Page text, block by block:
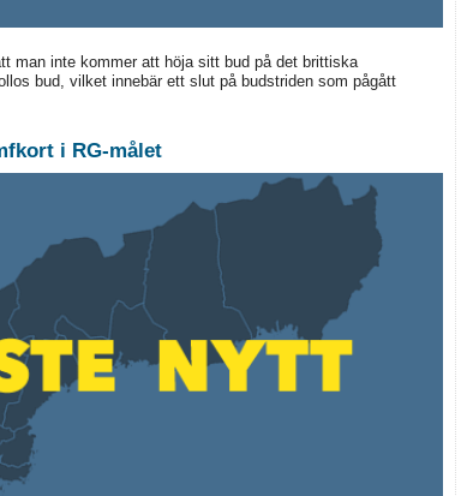
man inte kommer att höja sitt bud på det brittiska
bud, vilket innebär ett slut på budstriden som pågått
i RG-målet